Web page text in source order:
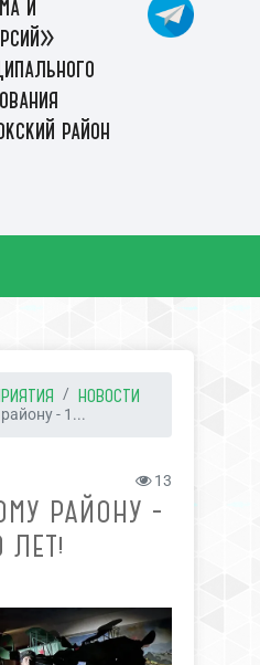
и
район
НОВОСТИ
- 1...
13
РАЙОНУ -
ЛЕТ!